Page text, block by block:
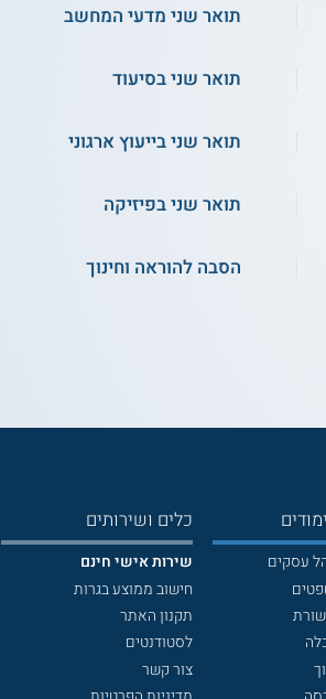
תואר שני מדעי המחשב
תואר שני בסיעוד
תואר שני בייעוץ ארגוני
תואר שני בפיזיקה
הסבה להוראה וחינוך
עסקים
כלים ושירותים
שירות אישי חינם
חישוב ממוצע בגרות
תקנון האתר
לסטודנטים
צור קשר